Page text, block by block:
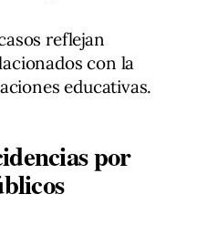
reflejan
con la
educativas.
por